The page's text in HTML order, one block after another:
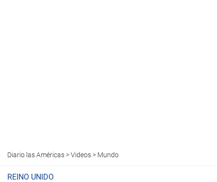
Diario las Américas>Videos> Mundo
REINO UNIDO